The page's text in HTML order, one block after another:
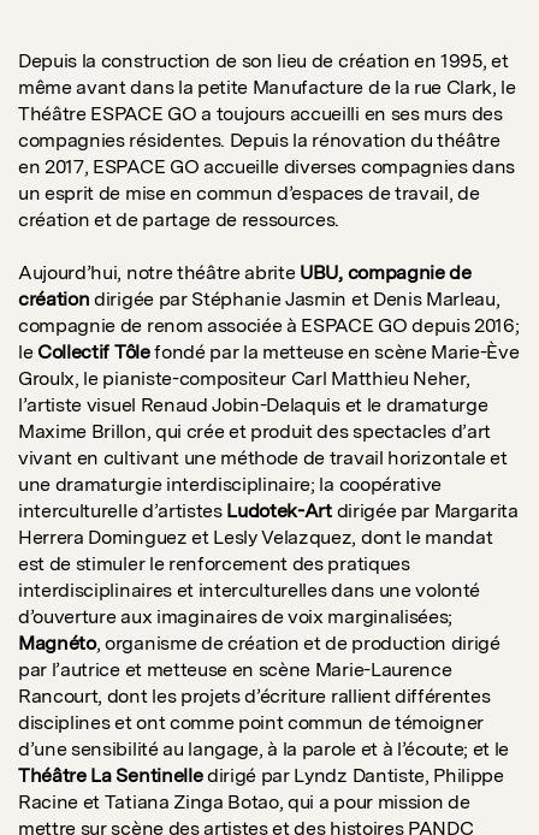
Depuis la construction de son lieu de création en 1995, et
même avant dans la petite Manufacture de la rue Clark, le
Théâtre ESPACE GO a toujours accueilli en ses murs des
compagnies résidentes. Depuis la rénovation du théâtre
en 2017, ESPACE GO accueille diverses compagnies dans
un esprit de mise en commun d’espaces de travail, de
création et de partage de ressources.
Aujourd’hui, notre théâtre abrite UBU, compagnie de
création dirigée par Stéphanie Jasmin et Denis Marleau,
compagnie de renom associée à ESPACE GO depuis 2016;
le Collectif Tôlefondé par la metteuse en scène Marie-Ève
Groulx, le pianiste-compositeur Carl Matthieu Neher,
l’artiste visuel Renaud Jobin-Delaquis et le dramaturge
Maxime Brillon, qui crée et produit des spectacles d’art
vivant en cultivant une méthode de travail horizontale et
une dramaturgie interdisciplinaire; la coopérative
interculturelle d’artistes Ludotek-Artdirigée par Margarita
Herrera Dominguez et Lesly Velazquez, dont le mandat
est de stimuler le renforcement des pratiques
interdisciplinaires et interculturelles dans une volonté
d’ouverture aux imaginaires de voix marginalisées;
Magnéto, organisme de création et de production dirigé
par l’autrice et metteuse en scène Marie-Laurence
Rancourt, dont les projets d’écriture rallient différentes
disciplines et ont comme point commun de témoigner
d’une sensibilité au langage, à la parole et à l’écoute; et le
Théâtre La Sentinelledirigé par Lyndz Dantiste, Philippe
Racine et Tatiana Zinga Botao, qui a pour mission de
mettre sur scène des artistes et des histoires PANDC